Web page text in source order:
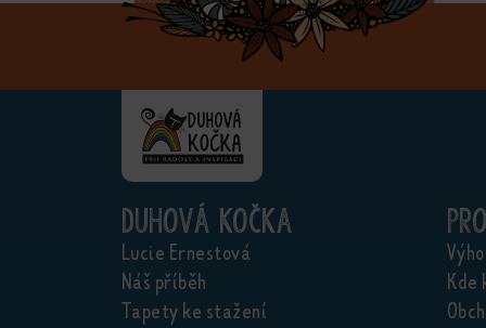
Duhová kočka
Lucie Ernestová
Náš příběh
Tapety ke stažení
Kde